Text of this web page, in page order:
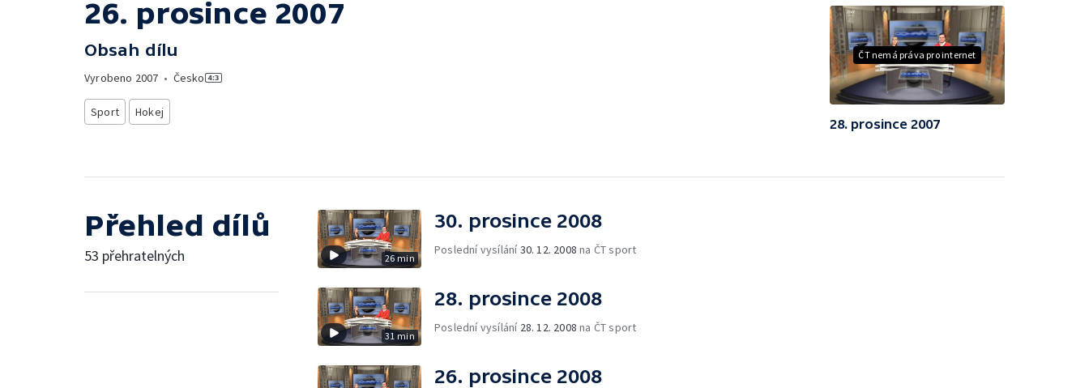
26. prosince 2007
Obsah dílu
Vyrobeno 2007 • Česko
Sport Hokej
ČT nemá práva pro internet
28. prosince 2007
Přehled dílů
53 přehratelných 26 min
30. prosince 2008
Poslední vysílání30. 12. 2008 na ČT sport
31 min
28. prosince 2008
Poslední vysílání 28. 12. 2008 na ČT sport
26. prosince 2008